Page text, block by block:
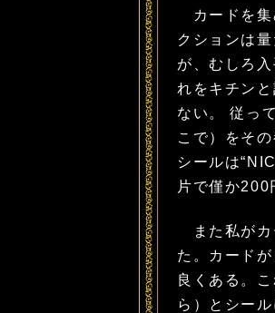
カードを集
クションは
が、むしろ
れをキチン
ない。 従っ
こで）をそ
シールは
片で僅か200
また私がカ
た。カード
良くある。
ら）とシー